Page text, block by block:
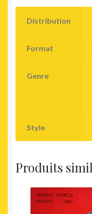
Distribution
Format
Genre
Style
Produits